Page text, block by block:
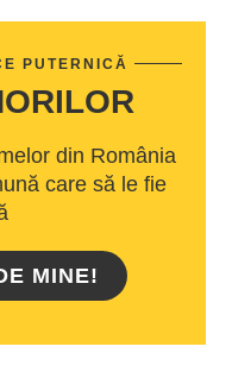
PUTERNICĂ
din România
care să le fie
MINE!